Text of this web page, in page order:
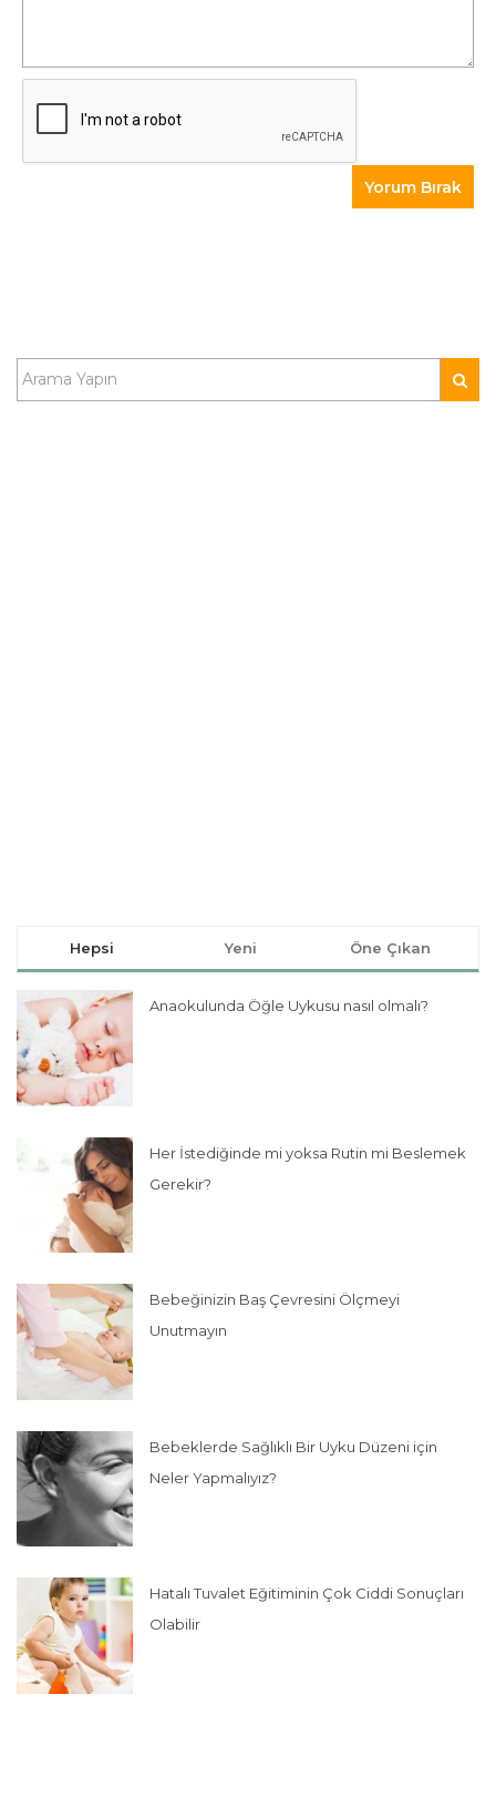
Hepsi Yeni Öne Çıkan
Anaokulunda Öğle Uykusu nasıl olmalı?
Her İstediğinde mi yoksa Rutin mi Beslemek
Gerekir?
Bebeğinizin Baş Çevresini Ölçmeyi
Unutmayın
Bebeklerde Sağlıklı Bir Uyku Düzeni için
Neler Yapmalıyız?
Hatalı Tuvalet Eğitiminin Çok Ciddi Sonuçları
Olabilir